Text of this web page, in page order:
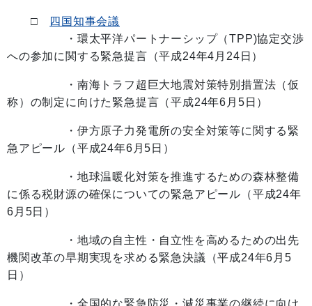
□
四国知事会議
・環太平洋パートナーシップ（TPP)協定交渉
への参加に関する緊急提言（平成24年4月24日）
・南海トラフ超巨大地震対策特別措置法（仮
称）の制定に向けた緊急提言（平成24年6月5日）
・伊方原子力発電所の安全対策等に関する緊
急アピール（平成24年6月5日）
・地球温暖化対策を推進するための森林整備
に係る税財源の確保についての緊急アピール（平成24年
6月5日）
・地域の自主性・自立性を高めるための出先
機関改革の早期実現を求める緊急決議（平成24年6月5
日）
・全国的な緊急防災・減災事業の継続に向け